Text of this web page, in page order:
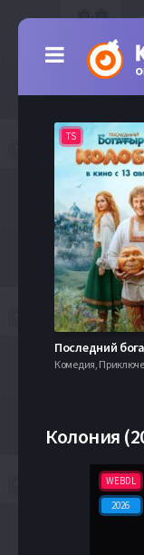
TS
Колония
WEBDL
2026